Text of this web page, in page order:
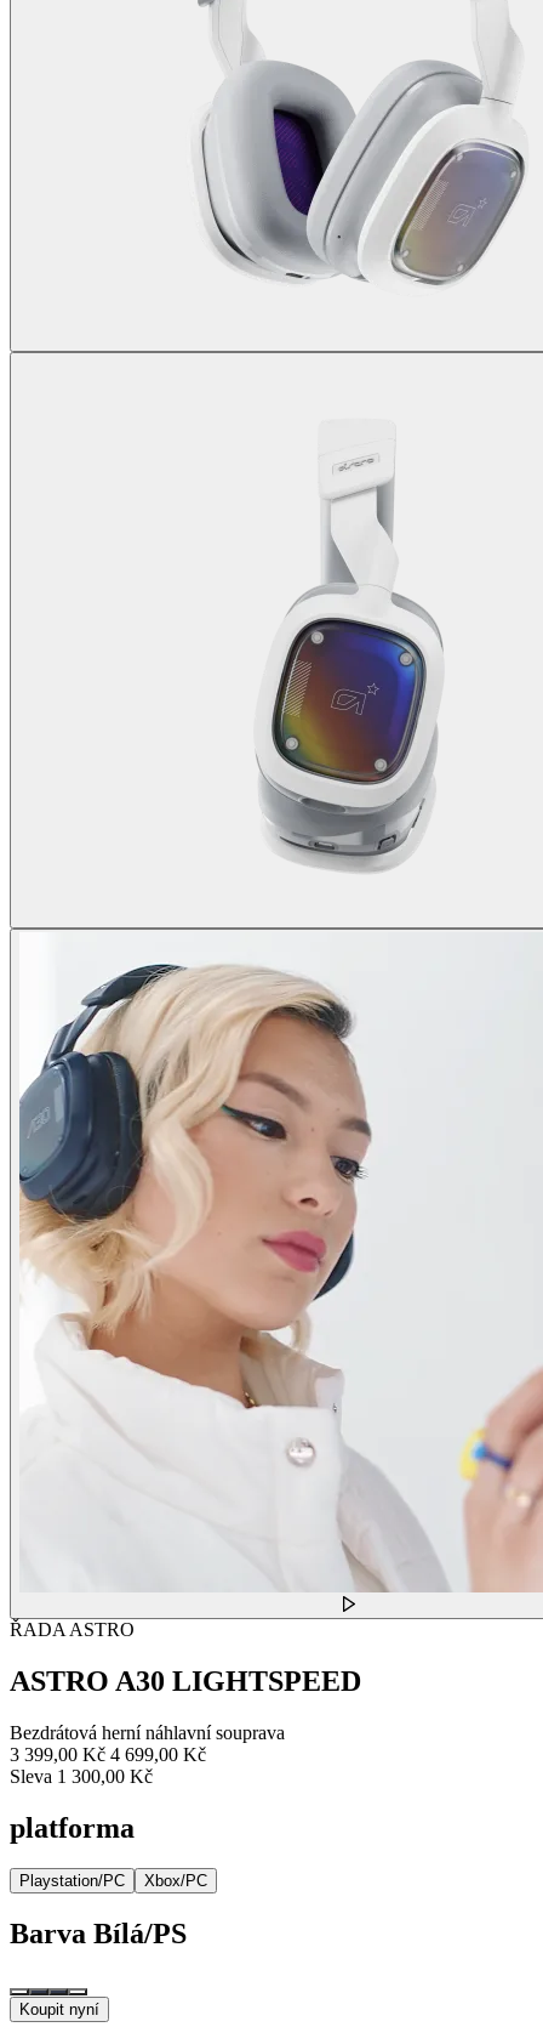
ŘADA ASTRO
ASTRO A30 LIGHTSPEED
Bezdrátová herní náhlavní souprava
3 399,00 Kč 4 699,00 Kč
Sleva 1 300,00 Kč
platforma
Playstation/PC Xbox/PC
Barva Bílá/PS
Koupit nyní